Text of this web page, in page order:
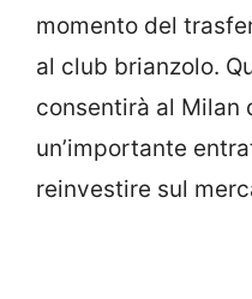
momento del
al club brianzolo.
consentirà al Milan
un’importante
reinvestire sul